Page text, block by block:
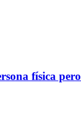
física